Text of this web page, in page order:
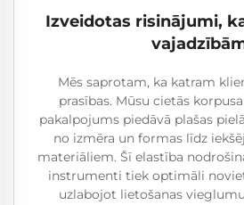
Izveidotas risinājumi,
Mēs saprotam, ka katram
prasības. Mūsu cietās
pakalpojums piedāvā plašas
no izmēra un formas līdz
materiāliem. Šī elastība
instrumenti tiek optimāli
uzlabojot lietošanas